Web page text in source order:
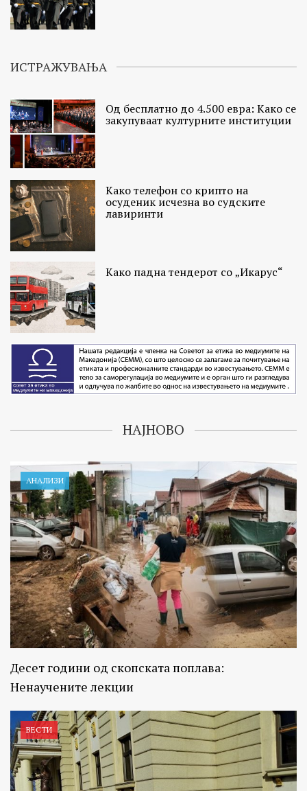
ИСТРАЖУВАЊА
Од бесплатно до 4.500 евра: Како се
закупуваат културните институции
Како телефон со крипто на
осуденик исчезна во судските
лавиринти
Како падна тендерот со „Икарус“
НАЈНОВО
АНАЛИЗИ
Десет години од скопската поплава:
Ненаучените лекции
ВЕСТИ